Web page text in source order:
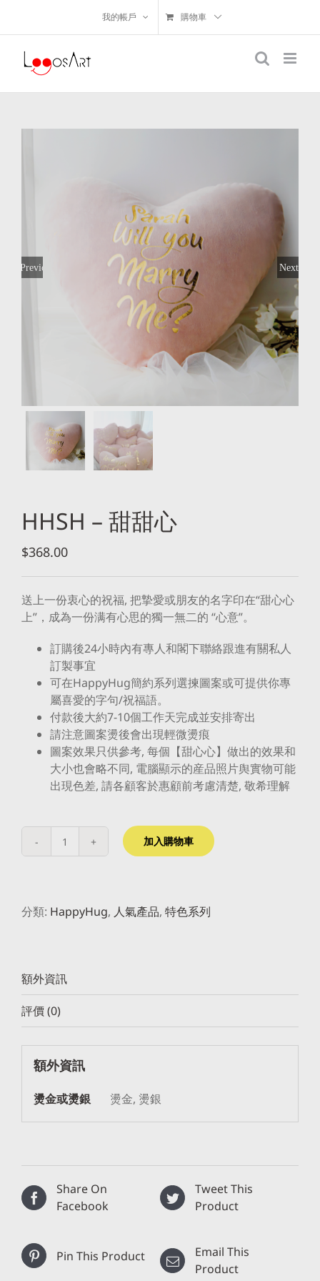
我的帳戶 購物車
Previous Next
HHSH – 甜甜心
$368.00
送上一份衷心的祝福, 把摯愛或朋友的名字印在“甜心心
上”，成為一份满有心思的獨一無二的 “心意”。
訂購後24小時內有專人和閣下聯絡跟進有關私人
訂製事宜
可在HappyHug簡約系列選揀圖案或可提供你專
屬喜愛的字句/祝福語。
付款後大約7-10個工作天完成並安排寄出
請注意圖案燙後會出現輕微燙痕
圖案效果只供參考, 每個【甜心心】做出的效果和
大小也會略不同, 電腦顯示的産品照片舆實物可能
出現色差, 請各顧客於惠顧前考慮清楚, 敬希理解
加入購物車
分類: HappyHug, 人氣產品, 特色系列
額外資訊
評價 (0)
額外資訊
燙金或燙銀 燙金, 燙銀
Share On
Facebook
Tweet This
Product
Pin This Product
Email This
Product